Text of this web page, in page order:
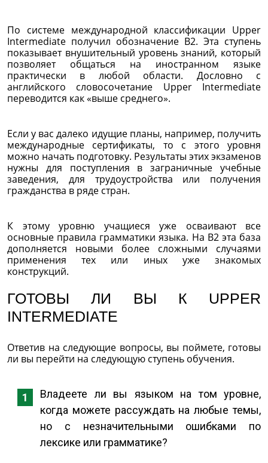
По системе международной классификации Upper
Intermediate получил обозначение B2. Эта ступень
показывает внушительный уровень знаний, который
позволяет общаться на иностранном языке
практически в любой области. Дословно с
английского словосочетание Upper Intermediate
переводится как «выше среднего».
Если у вас далеко идущие планы, например, получить
международные сертификаты, то с этого уровня
можно начать подготовку. Результаты этих экзаменов
нужны для поступления в заграничные учебные
заведения, для трудоустройства или получения
гражданства в ряде стран.
К этому уровню учащиеся уже осваивают все
основные правила грамматики языка. На В2 эта база
дополняется новыми более сложными случаями
применения тех или иных уже знакомых
конструкций.
ГОТОВЫ ЛИ ВЫ К UPPER
INTERMEDIATE
Ответив на следующие вопросы, вы поймете, готовы
ли вы перейти на следующую ступень обучения.
Владеете ли вы языком на том уровне,
когда можете рассуждать на любые темы,
но с незначительными ошибками по
лексике или грамматике?